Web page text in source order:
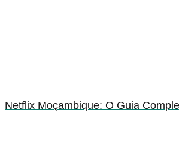
Netflix Moçambique: O Guia